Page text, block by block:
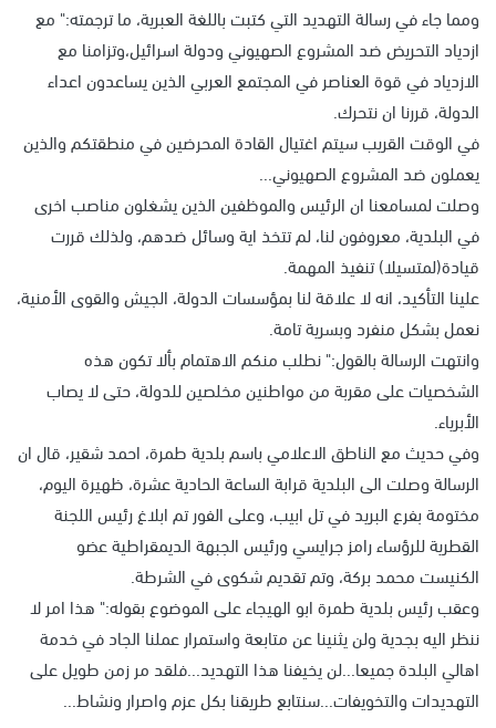
ومما جاء في رسالة التهديد التي كتبت باللغة العبرية، ما ترجمته:" مع
ازدياد التحريض ضد المشروع الصهيوني ودولة اسرائيل،وتزامنا مع
الازدياد في قوة العناصر في المجتمع العربي الذين يساعدون اعداء
الدولة، قررنا ان نتحرك.
في الوقت القريب سيتم اغتيال القادة المحرضين في منطقتكم والذين
يعملون ضد المشروع الصهيوني...
وصلت لمسامعنا ان الرئيس والموظفين الذين يشغلون مناصب اخرى
في البلدية، معروفون لنا، لم تتخذ اية وسائل ضدهم، ولذلك قررت
قيادة(لمتسيلا) تنفيذ المهمة.
علينا التأكيد، انه لا علاقة لنا بمؤسسات الدولة، الجيش والقوى الأمنية،
نعمل بشكل منفرد وبسرية تامة.
وانتهت الرسالة بالقول:" نطلب منكم الاهتمام بألا تكون هذه
الشخصيات على مقربة من مواطنين مخلصين للدولة، حتى لا يصاب
الأبرياء.
وفي حديث مع الناطق الاعلامي باسم بلدية طمرة، احمد شقير، قال ان
الرسالة وصلت الى البلدية قرابة الساعة الحادية عشرة، ظهيرة اليوم،
مختومة بفرع البريد في تل ابيب، وعلى الفور تم ابلاغ رئيس اللجنة
القطرية للرؤساء رامز جرايسي ورئيس الجبهة الديمقراطية عضو
الكنيست محمد بركة، وتم تقديم شكوى في الشرطة.
وعقب رئيس بلدية طمرة ابو الهيجاء على الموضوع بقوله:" هذا امر لا
ننظر اليه بجدية ولن يثنينا عن متابعة واستمرار عملنا الجاد في خدمة
اهالي البلدة جميعا...لن يخيفنا هذا التهديد...فلقد مر زمن طويل على
التهديدات والتخويفات...سنتابع طريقنا بكل عزم واصرار ونشاط...